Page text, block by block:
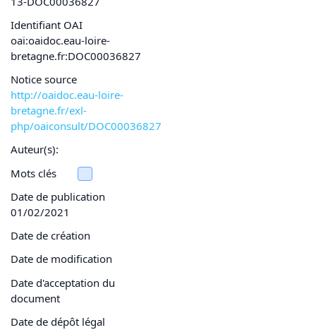
Identifiant OAI
oai:oaidoc.eau-loire-
bretagne.fr:DOC00036827
Notice source
http://oaidoc.eau-loire-
bretagne.fr/exl-
php/oaiconsult/DOC00036827
Auteur(s):
Mots clés
Date de publication
01/02/2021
Date de création
Date de modification
Date d'acceptation du
document
Date de dépôt légal